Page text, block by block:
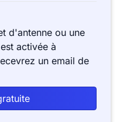
d'antenne ou une
activée à
un email de